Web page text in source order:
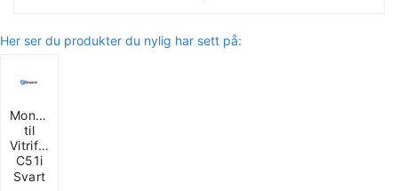
Her ser du produkter du nylig har sett på:
Monteringsramme
til
Vitrifrigo
C51i
Svart